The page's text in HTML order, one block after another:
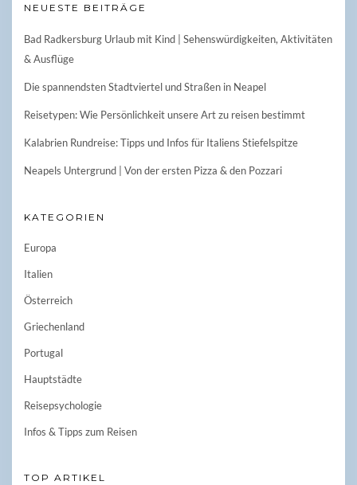
NEUESTE BEITRÄGE
Bad Radkersburg Urlaub mit Kind | Sehenswürdigkeiten, Aktivitäten
& Ausflüge
Die spannendsten Stadtviertel und Straßen in Neapel
Reisetypen: Wie Persönlichkeit unsere Art zu reisen bestimmt
Kalabrien Rundreise: Tipps und Infos für Italiens Stiefelspitze
Neapels Untergrund | Von der ersten Pizza & den Pozzari
KATEGORIEN
Europa
Italien
Österreich
Griechenland
Portugal
Hauptstädte
Reisepsychologie
Infos & Tipps zum Reisen
TOP ARTIKEL